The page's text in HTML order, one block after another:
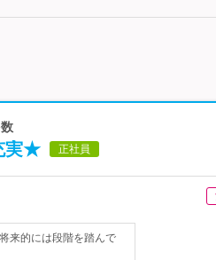
実★ 正社員
来的には段階を踏んで